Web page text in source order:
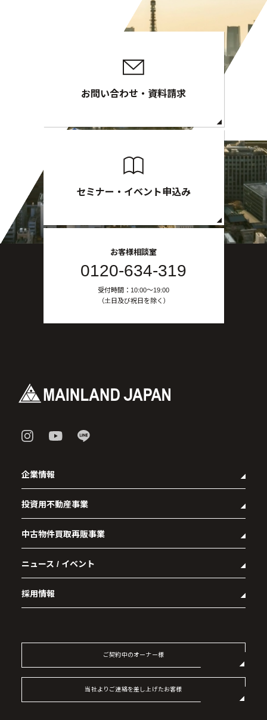
お問い合わせ・資料請求
セミナー・イベント申込み
お客様相談室
0120-634-319
受付時間：10:00〜19:00
（土日及び祝日を除く）
企業情報
- 企業理念
- 代表メッセージ
- 会社概要
- アクセス
- 社会貢献活動
投資用不動産事業
- マンション経営をお考えの方へ
- メインランドグループの強み
- オーナーズデータ
- 資産運用型マンション メインステージシリーズ
中古物件買取再販事業
- RE:MAIN
- リノベーション物件一覧
- リノベーション物件お問い合わせ
ニュース / イベント
採用情報
- 記事一覧
ご契約中のオーナー様
当社よりご連絡を差し上げたお客様